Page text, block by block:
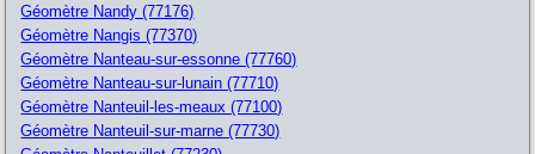
Géomètre Nandy (77176)
Géomètre Nangis (77370)
Géomètre Nanteau-sur-essonne (77760)
Géomètre Nanteau-sur-lunain (77710)
Géomètre Nanteuil-les-meaux (77100)
Géomètre Nanteuil-sur-marne (77730)